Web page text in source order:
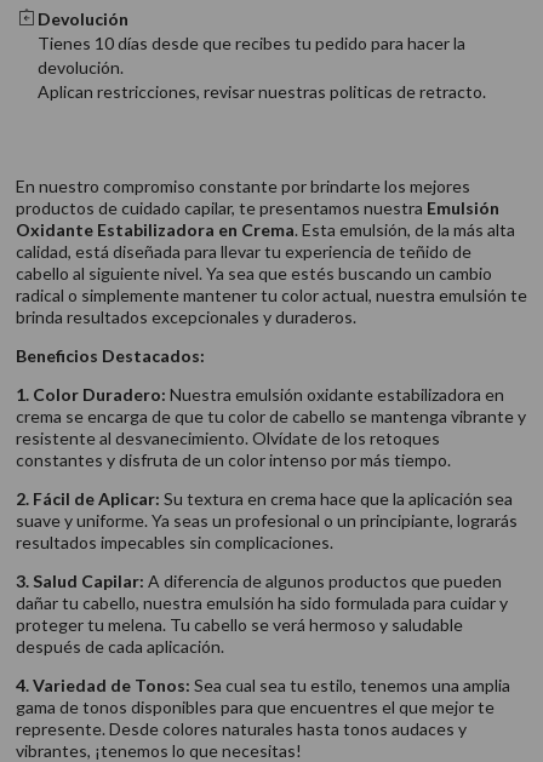
Devolución
Tienes 10 días desde que recibes tu pedido para hacer la
devolución.
Aplican restricciones, revisar nuestras politicas de retracto.
En nuestro compromiso constante por brindarte los mejores
productos de cuidado capilar, te presentamos nuestra Emulsión
Oxidante Estabilizadora en Crema. Esta emulsión, de la más alta
calidad, está diseñada para llevar tu experiencia de teñido de
cabello al siguiente nivel. Ya sea que estés buscando un cambio
radical o simplemente mantener tu color actual, nuestra emulsión te
brinda resultados excepcionales y duraderos.
Beneficios Destacados:
1. Color Duradero: Nuestra emulsión oxidante estabilizadora en
crema se encarga de que tu color de cabello se mantenga vibrante y
resistente al desvanecimiento. Olvídate de los retoques
constantes y disfruta de un color intenso por más tiempo.
2. Fácil de Aplicar: Su textura en crema hace que la aplicación sea
suave y uniforme. Ya seas un profesional o un principiante, lograrás
resultados impecables sin complicaciones.
3. Salud Capilar: A diferencia de algunos productos que pueden
dañar tu cabello, nuestra emulsión ha sido formulada para cuidar y
proteger tu melena. Tu cabello se verá hermoso y saludable
después de cada aplicación.
4. Variedad de Tonos: Sea cual sea tu estilo, tenemos una amplia
gama de tonos disponibles para que encuentres el que mejor te
represente. Desde colores naturales hasta tonos audaces y
vibrantes, ¡tenemos lo que necesitas!